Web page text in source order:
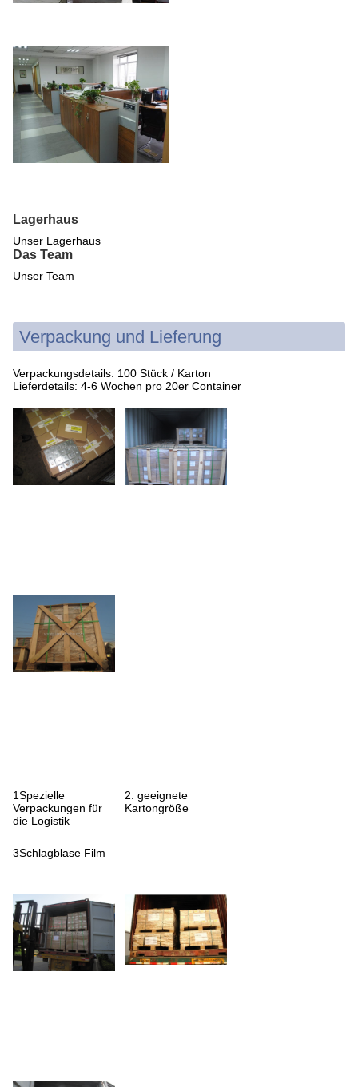
Lagerhaus
Unser Lagerhaus
Das Team
Unser Team
Verpackung und Lieferung
Verpackungsdetails: 100 Stück / Karton
Lieferdetails: 4-6 Wochen pro 20er Container
1Spezielle
Verpackungen für
die Logistik
2. geeignete
Kartongröße
3Schlagblase Film